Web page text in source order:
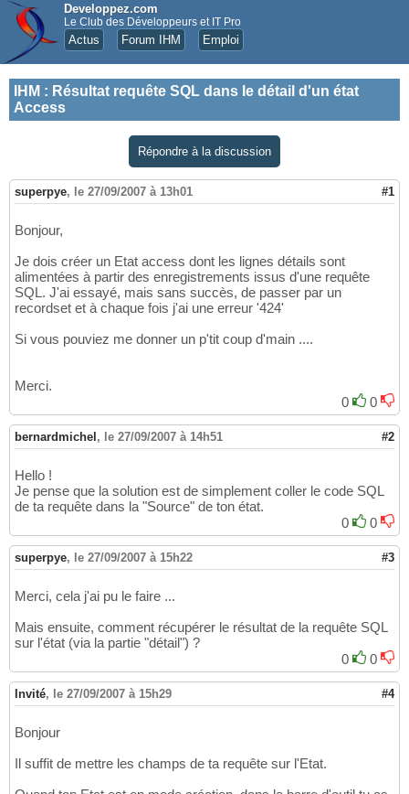
Developpez.com
Le Club des Développeurs et IT Pro
Actus Forum IHM Emploi
IHM : Résultat requête SQL dans le détail d'un état
Access
Répondre à la discussion
superpye, le 27/09/2007 à 13h01 #1
Bonjour,
Je dois créer un Etat access dont les lignes détails sont
alimentées à partir des enregistrements issus d'une requête
SQL. J'ai essayé, mais sans succès, de passer par un
recordset et à chaque fois j'ai une erreur '424'
Si vous pouviez me donner un p'tit coup d'main ....
Merci.
0
0
bernardmichel , le 27/09/2007 à 14h51 #2
Hello !
Je pense que la solution est de simplement coller le code SQL
de ta requête dans la "Source" de ton état.
0
0
superpye, le 27/09/2007 à 15h22 #3
Merci, cela j'ai pu le faire ...
Mais ensuite, comment récupérer le résultat de la requête SQL
sur l'état (via la partie "détail") ?
0
0
Invité, le 27/09/2007 à 15h29 #4
Bonjour
Il suffit de mettre les champs de ta requête sur l'Etat.